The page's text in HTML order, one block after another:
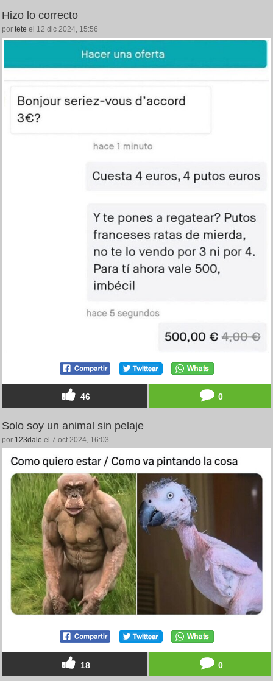
Hizo lo correcto
por tete el 12 dic 2024, 15:56
46 0
Solo soy un animal sin pelaje
por 123dale el 7 oct 2024, 16:03
18 0